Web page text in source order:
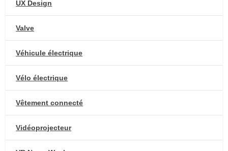
UX Design
Valve
Véhicule électrique
Vélo électrique
Vêtement connecté
Vidéoprojecteur